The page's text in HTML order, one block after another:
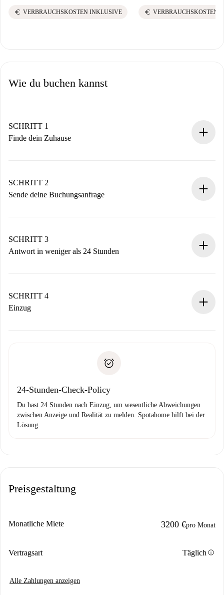
euro VERBRAUCHSKOSTEN INKLUSIVE euro VERBRAUCHSKOSTEN
Wie du buchen kannst
SCHRITT 1
Finde dein Zuhause
Du erhältst alle notwendigen Informationen im Voraus.
SCHRITT 2
Sende deine Buchungsanfrage
Denk daran, dass wir dich erst belasten, wenn der
Vermieter zustimmt.
SCHRITT 3
Antwort in weniger als 24 Stunden
stellen den Kontakt her.
Wenn der Vermieter ablehnen muss, entstehen keine
SCHRITT 4
Einzug
24-Stunden-Check-Policy
Du hast 24 Stunden nach Einzug, um wesentliche Abweichungen
zwischen Anzeige und Realität zu melden. Spotahome hilft bei der
Lösung.
Preisgestaltung
Monatliche Miete 3200 €pro Monat
Vertragsart Täglichinfo
Alle Zahlungen anzeigen